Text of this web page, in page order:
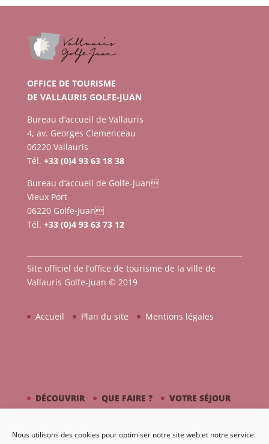
Nous utilisons des cookies pour optimiser notre site web et notre service.
OFFICE DE TOURISME
DE VALLAURIS GOLFE-JUAN
Bureau d’accueil de Vallauris
4, av. Georges Clemenceau
06220 Vallauris
Tél. +33 (0)4 93 63 18 38
Bureau d’accueil de Golfe-Juan
Vieux Port
06220 Golfe-Juan
Tél. +33 (0)4 93 63 73 12
Site officiel de l’office de tourisme de la ville de
Vallauris Golfe-Juan © 2019
Accueil Plan du site Mentions légales
DÉCOUVRIR QUE FAIRE ?
VOTRE SÉJOUR